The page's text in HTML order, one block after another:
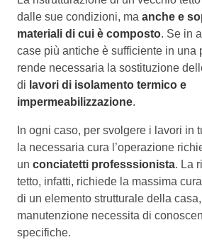
dalle sue condizioni, ma anche e
materiali di cui è composto. Se in
case più antiche è sufficiente in una
rende necessaria la sostituzione
di lavori di isolamento termico e
impermeabilizzazione.
In ogni caso, per svolgere i lavori in
la necessaria cura l’operazione
un conciatetti professsionista. La
tetto, infatti, richiede la massima
di un elemento strutturale della
manutenzione necessita di
specifiche.